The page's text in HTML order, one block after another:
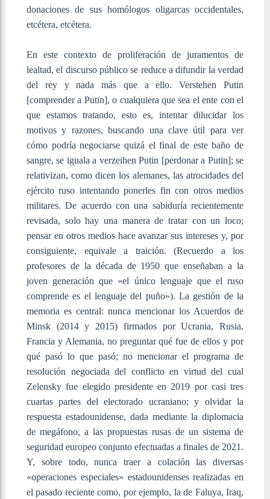
donaciones de sus homólogos oligarcas occidentales,
etcétera, etcétera.
En este contexto de proliferación de juramentos de
lealtad, el discurso público se reduce a difundir la verdad
del rey y nada más que a ello. Verstehen Putin
[comprender a Putin], o cualquiera que sea el ente con el
que estamos tratando, esto es, intentar dilucidar los
motivos y razones, buscando una clave útil para ver
cómo podría negociarse quizá el final de este baño de
sangre, se iguala a verzeihen Putin [perdonar a Putin]; se
relativizan, como dicen los alemanes, las atrocidades del
ejército ruso intentando ponerles fin con otros medios
militares. De acuerdo con una sabiduría recientemente
revisada, solo hay una manera de tratar con un loco;
pensar en otros medios hace avanzar sus intereses y, por
consiguiente, equivale a traición. (Recuerdo a los
profesores de la década de 1950 que enseñaban a la
joven generación que «el único lenguaje que el ruso
comprende es el lenguaje del puño»). La gestión de la
memoria es central: nunca mencionar los Acuerdos de
Minsk (2014 y 2015) firmados por Ucrania, Rusia,
Francia y Alemania, no preguntar qué fue de ellos y por
qué pasó lo que pasó; no mencionar el programa de
resolución negociada del conflicto en virtud del cual
Zelensky fue elegido presidente en 2019 por casi tres
cuartas partes del electorado ucraniano; y olvidar la
respuesta estadounidense, dada mediante la diplomacia
de megáfono, a las propuestas rusas de un sistema de
seguridad europeo conjunto efectuadas a finales de 2021.
Y, sobre todo, nunca traer a colación las diversas
«operaciones especiales» estadounidenses realizadas en
el pasado reciente como, por ejemplo, la de Faluya, Iraq,